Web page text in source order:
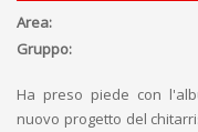
Area:
Gruppo:
Ha preso piede con
nuovo progetto del